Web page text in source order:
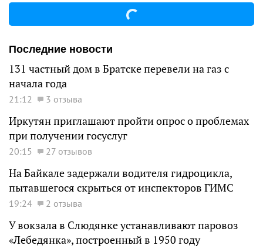
Последние новости
131 частный дом в Братске перевели на газ с
начала года
21:12 3 отзыва
Иркутян приглашают пройти опрос о проблемах
при получении госуслуг
20:15 27 отзывов
На Байкале задержали водителя гидроцикла,
пытавшегося скрыться от инспекторов ГИМС
19:24 2 отзыва
У вокзала в Слюдянке устанавливают паровоз
«Лебедянка», построенный в 1950 году